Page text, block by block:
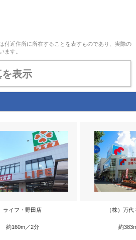
付近住所に所在することを表すものであり、実際の
ます。
表示
ライフ・野田店
約160m／2分
（株）万
約